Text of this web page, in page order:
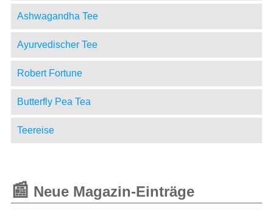
Ashwagandha Tee
Ayurvedischer Tee
Robert Fortune
Butterfly Pea Tea
Teereise
📰 Neue Magazin-Einträge